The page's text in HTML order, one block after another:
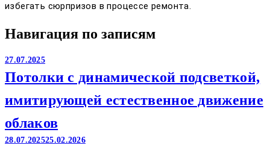
избегать сюрпризов в процессе ремонта.
Навигация по записям
27.07.2025
Потолки с динамической подсветкой,
имитирующей естественное движение
облаков
28.07.202525.02.2026